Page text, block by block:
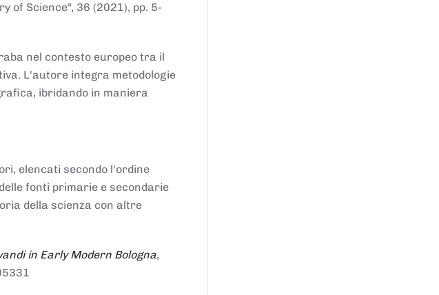
of Science", 36 (2021), pp. 5-
nel contesto europeo tra il
L'autore integra metodologie
ibridando in maniera
elencati secondo l'ordine
fonti primarie e secondarie
della scienza con altre
in Early Modern Bologna,